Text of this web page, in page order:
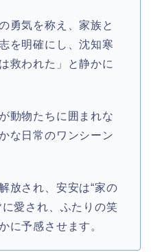
勇気を称え、家族と
を明確にし、沈知寒
救われた」と静かに
動物たちに囲まれな
な日常のワンシーン
放され、安安は“家の
愛され、ふたりの笑
に予感させます。